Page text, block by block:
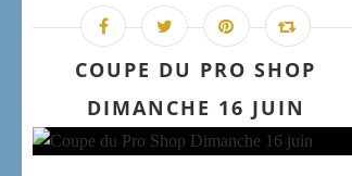
COUPE DU PRO SHOP
DIMANCHE 16 JUIN